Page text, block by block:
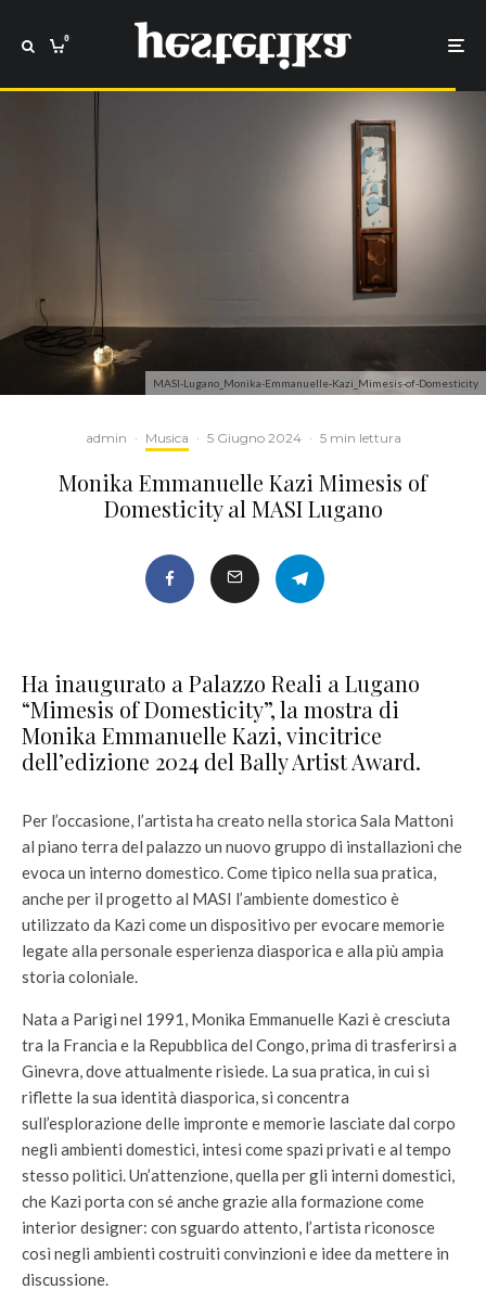
0
MASI-Lugano_Monika-Emmanuelle-Kazi_Mimesis-of-Domesticity
admin · Musica · 5 Giugno 2024 · 5 min lettura
Monika Emmanuelle Kazi Mimesis of
Domesticity al MASI Lugano
Ha inaugurato a Palazzo Reali a Lugano
“Mimesis of Domesticity”, la mostra di
Monika Emmanuelle Kazi, vincitrice
dell’edizione 2024 del Bally Artist Award.
Per l’occasione, l’artista ha creato nella storica Sala Mattoni
al piano terra del palazzo un nuovo gruppo di installazioni che
evoca un interno domestico. Come tipico nella sua pratica,
anche per il progetto al MASI l’ambiente domestico è
utilizzato da Kazi come un dispositivo per evocare memorie
legate alla personale esperienza diasporica e alla più ampia
storia coloniale.
Nata a Parigi nel 1991, Monika Emmanuelle Kazi è cresciuta
tra la Francia e la Repubblica del Congo, prima di trasferirsi a
Ginevra, dove attualmente risiede. La sua pratica, in cui si
riflette la sua identità diasporica, si concentra
sull’esplorazione delle impronte e memorie lasciate dal corpo
negli ambienti domestici, intesi come spazi privati e al tempo
stesso politici. Un’attenzione, quella per gli interni domestici,
che Kazi porta con sé anche grazie alla formazione come
interior designer: con sguardo attento, l’artista riconosce
così negli ambienti costruiti convinzioni e idee da mettere in
discussione.